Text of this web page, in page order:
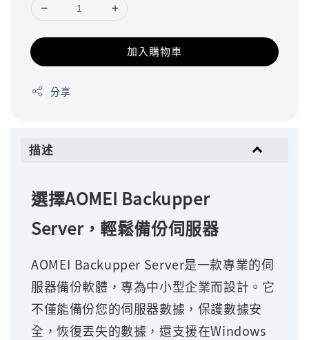
加入購物車
分享
描述
選擇AOMEI Backupper
Server，輕鬆備份伺服器
AOMEI Backupper Server是一款專業的伺
服器備份軟體，專為中小型企業而設計。它
不僅能備份您的伺服器數據，保護數據安
全，恢復丟失的數據，還支援在Windows